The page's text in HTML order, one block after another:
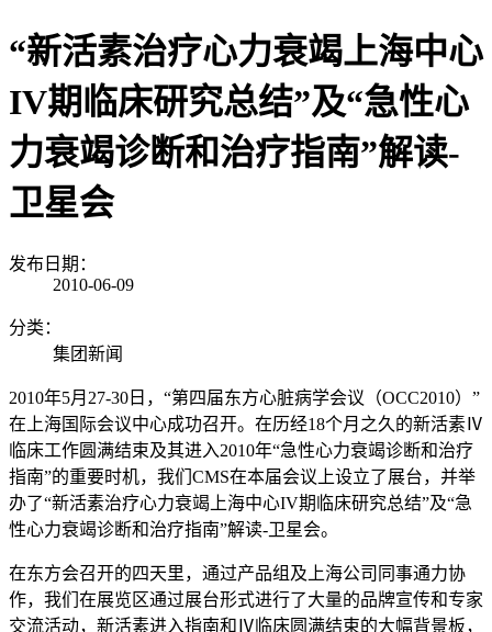
“新活素治疗心力衰竭上海中心
IV期临床研究总结”及“急性心
力衰竭诊断和治疗指南”解读-
卫星会
发布日期：
2010-06-09
分类：
集团新闻
2010年5月27-30日，“第四届东方心脏病学会议（OCC2010）”
在上海国际会议中心成功召开。在历经18个月之久的新活素Ⅳ
临床工作圆满结束及其进入2010年“急性心力衰竭诊断和治疗
指南”的重要时机，我们CMS在本届会议上设立了展台，并举
办了“新活素治疗心力衰竭上海中心IV期临床研究总结”及“急
性心力衰竭诊断和治疗指南”解读-卫星会。
在东方会召开的四天里，通过产品组及上海公司同事通力协
作，我们在展览区通过展台形式进行了大量的品牌宣传和专家
交流活动，新活素进入指南和Ⅳ临床圆满结束的大幅背景板，